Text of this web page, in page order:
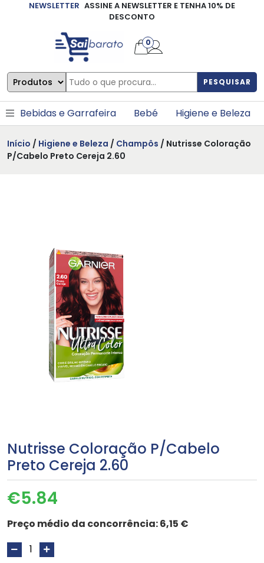
NEWSLETTER ASSINE A NEWSLETTER E TENHA 10% DE
DESCONTO
PESQUISAR
0
Bebidas e Garrafeira Bebé Higiene e Beleza
Início / Higiene e Beleza / Champôs / Nutrisse Coloração
P/Cabelo Preto Cereja 2.60
Nutrisse Coloração P/Cabelo
Preto Cereja 2.60
€5.84
Preço médio da concorrência:6,15 €